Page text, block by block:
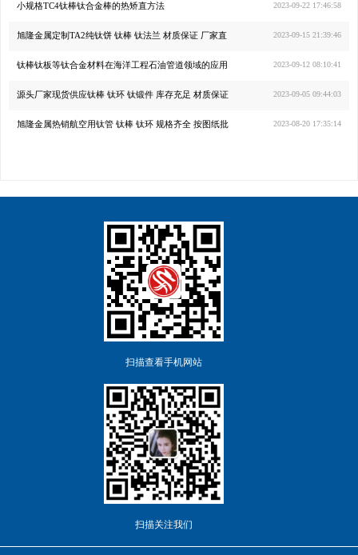
2023-09-22 17:46:58
小规格TC4钛棒钛合金棒的热矫直方法
2023-09-15 21:39:46
旭隆金属定制TA2纯钛饼 钛棒 钛法兰 材质保证 厂家直
2023-09-12 08:10:41
钛棒钛板等钛合金材料在海洋工程石油管道领域的应用
2023-09-05 09:44:03
源头厂家现货供应钛棒 钛环 钛锻件 库存充足 材质保证
2023-08-20 17:35:14
旭隆金属热销航空用钛管 钛棒 钛环 规格齐全 按图纸批
扫描查看手机网站
扫描关注我们